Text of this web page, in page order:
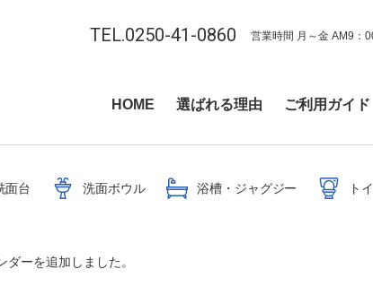
TEL.0250-41-0860 営業時間 月～金 AM9：
HOME 選ばれる理由 ご利用ガイド
面台 洗面ボウル 浴槽・ジャグジー ト
ーを追加しました。